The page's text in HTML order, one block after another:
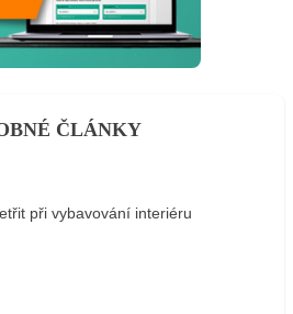
ČLÁNKY
při vybavování interiéru